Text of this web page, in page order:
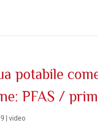
potabile
PFAS /
video